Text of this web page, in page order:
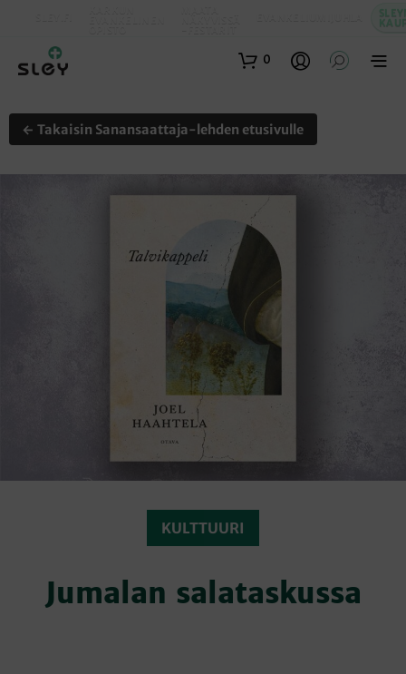
0
← Takaisin Sanansaattaja-lehden etusivulle
KULTTUURI
Jumalan salataskussa